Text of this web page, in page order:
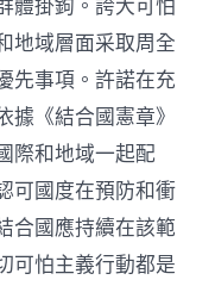
體掛鉤。誇大可怕
地域層面采取周全
先事項。許諾在充
《結合國憲章》
際和地域一起配
可國度在預防和衝
合國應持續在該範
可怕主義行動都是